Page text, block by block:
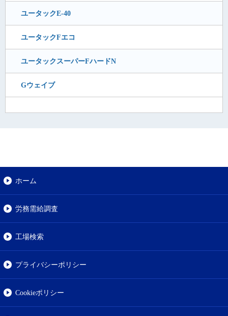
ユータックE-40
ユータックFエコ
ユータックスーパーFハードN
Gウェイブ
ホーム
労務需給調査
工場検索
プライバシーポリシー
Cookieポリシー